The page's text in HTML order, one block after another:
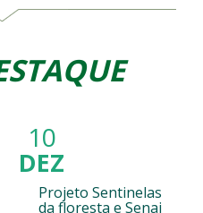
10
DEZ
Projeto Sentinelas
da floresta e Senai